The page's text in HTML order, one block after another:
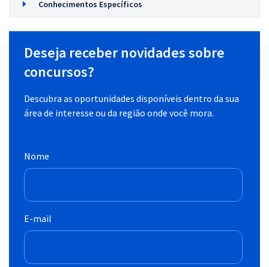
Conhecimentos Específicos
Deseja receber novidades sobre
concursos?
Descubra as oportunidades disponíveis dentro da sua
área de interesse ou da região onde você mora.
Nome
E-mail